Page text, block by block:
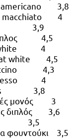
/ americano 3,8
macchiato 4
3,9
4,5
white 4
white 4,5
4,3
4
3,8
μονός 3
διπλός 3,6
3,5
φουντούκι 3,5